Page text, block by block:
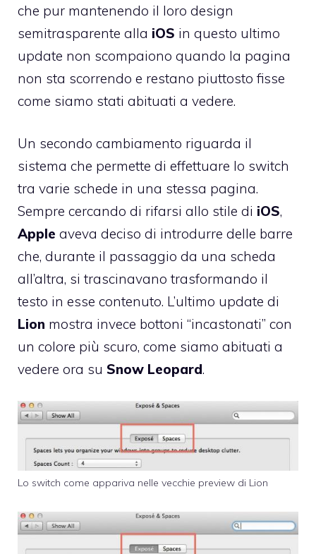
che pur mantenendo il loro design
semitrasparente alla iOS in questo ultimo
update non scompaiono quando la pagina
non sta scorrendo e restano piuttosto fisse
come siamo stati abituati a vedere.
Un secondo cambiamento riguarda il
sistema che permette di effettuare lo switch
tra varie schede in una stessa pagina.
Sempre cercando di rifarsi allo stile di iOS,
Apple aveva deciso di introdurre delle barre
che, durante il passaggio da una scheda
all’altra, si trascinavano trasformando il
testo in esse contenuto. L’ultimo update di
Lion mostra invece bottoni “incastonati” con
un colore più scuro, come siamo abituati a
vedere ora su Snow Leopard.
Lo switch come appariva nelle vecchie preview di Lion